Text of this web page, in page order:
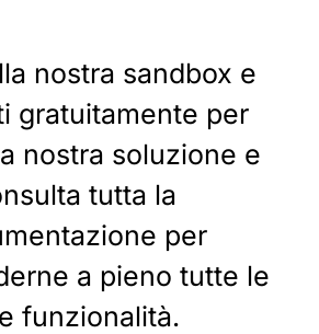
nostra sandbox e
gratuitamente per
nostra soluzione e
tutta la
per
a pieno tutte le
funzionalità.